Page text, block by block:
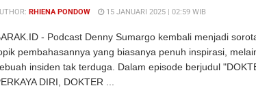
RHIENA PONDOW 15 JANUARI 2025 | 02:59 WIB
- Podcast Denny Sumargo kembali menjadi
pembahasannya yang biasanya penuh inspirasi,
insiden tak terduga. Dalam episode berjudul
DIRI, DOKTER ...